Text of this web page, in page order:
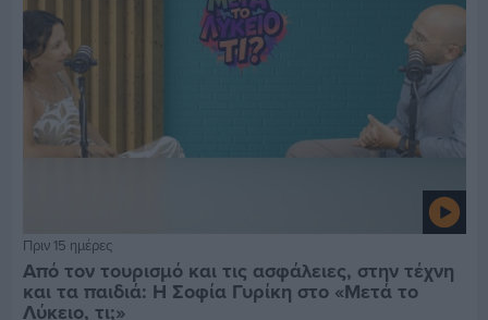
Πριν 15 ημέρες
Από τον τουρισμό και τις ασφάλειες, στην τέχνη
και τα παιδιά: Η Σοφία Γυρίκη στο «Μετά το
Λύκειο, τι;»